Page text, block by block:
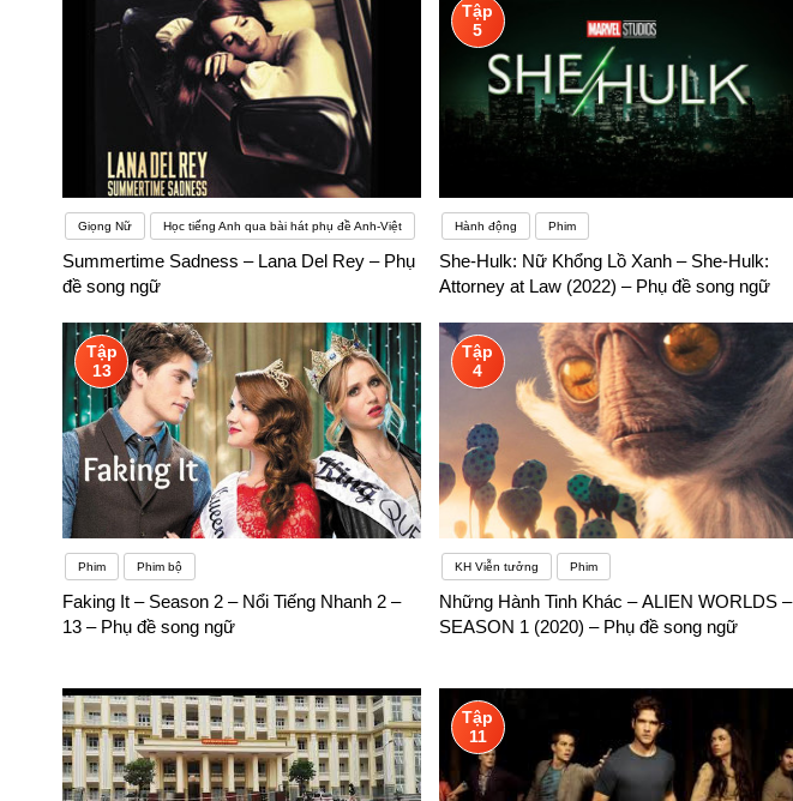
Giọng Nữ Học tiếng Anh qua bài hát phụ đề Anh-Việt
Summertime Sadness – Lana Del Rey – Phụ
đề song ngữ
Tập
5
Hành động Phim
She-Hulk: Nữ Khổng Lồ Xanh – She-Hulk:
Attorney at Law (2022) – Phụ đề song ngữ
Tập
13
Phim Phim bộ
Faking It – Season 2 – Nổi Tiếng Nhanh 2 –
13 – Phụ đề song ngữ
Tập
4
KH Viễn tưởng Phim
Những Hành Tinh Khác – ALIEN WORLDS –
SEASON 1 (2020) – Phụ đề song ngữ
Tập
11